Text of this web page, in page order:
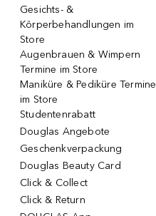
Gesichts- &
Körperbehandlungen im
Store
Augenbrauen & Wimpern
Termine im Store
Maniküre & Pediküre Termine
im Store
Studentenrabatt
Douglas Angebote
Geschenkverpackung
Douglas Beauty Card
Click & Collect
Click & Return